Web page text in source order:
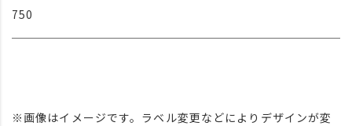
750
※画像はイメージです。ラベル変更などによりデザインが変